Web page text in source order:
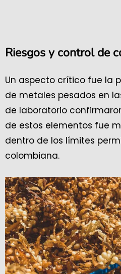
Riesgos y control de
Un aspecto crítico fue la
de metales pesados en
de laboratorio
de estos elementos fue
dentro de los límites
colombiana.